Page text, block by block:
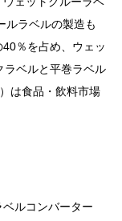
ルラベルの製造も
％を占め、ウェッ
ラベルと平巻ラベル
は食品・飲料市場
ルコンバーター